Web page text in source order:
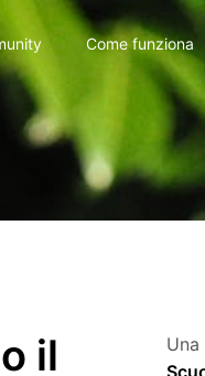
Come funziona
il